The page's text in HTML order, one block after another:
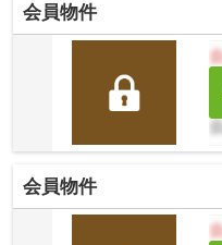
会員物件
会員物件